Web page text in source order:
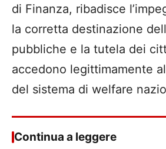
di Finanza, ribadisce
la corretta destinazione
pubbliche e la tutela dei
accedono legittimamente
del sistema di welfare
Continua a leggere